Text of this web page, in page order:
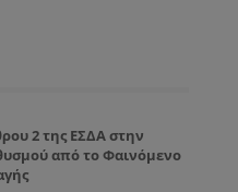
2 της ΕΣΔΑ στην
από το Φαινόμενο